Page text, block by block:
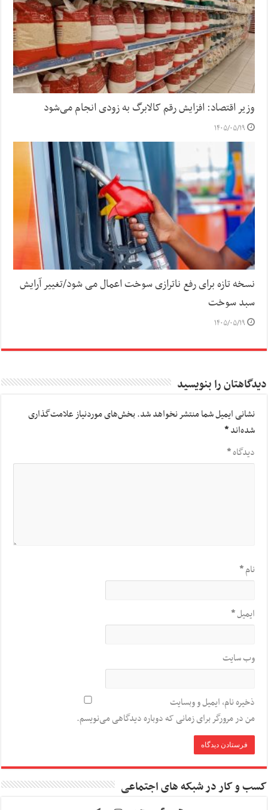
وزیر اقتصاد: افزایش رقم کالابرگ به زودی انجام می‌شود
۱۴۰۵/۰۵/۱۹
نسخه تازه برای رفع ناترازی سوخت اعمال می شود/تغییر آرایش
سبد سوخت
۱۴۰۵/۰۵/۱۹
دیدگاهتان را بنویسید
نشانی ایمیل شما منتشر نخواهد شد.بخش‌های موردنیاز علامت‌گذاری
شده‌اند*
دیدگاه*
نام*
ایمیل*
وب‌ سایت
ذخیره نام، ایمیل و وبسایت
من در مرورگر برای زمانی که دوباره دیدگاهی می‌نویسم.
کسب و کار در شبکه های اجتماعی